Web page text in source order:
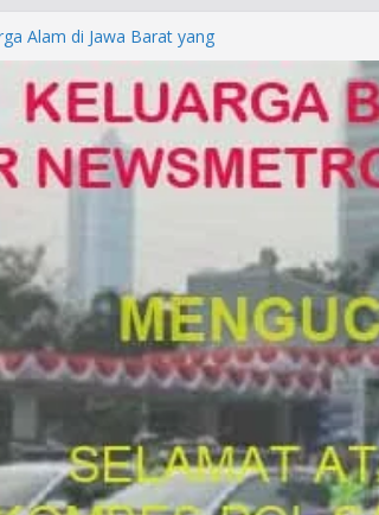
Alam di Jawa Barat yang
KUHAP Baru 2026, Tegaskan
Dipidana
DENPASAR DAN
POLDA BALI DIDUGA
SIM